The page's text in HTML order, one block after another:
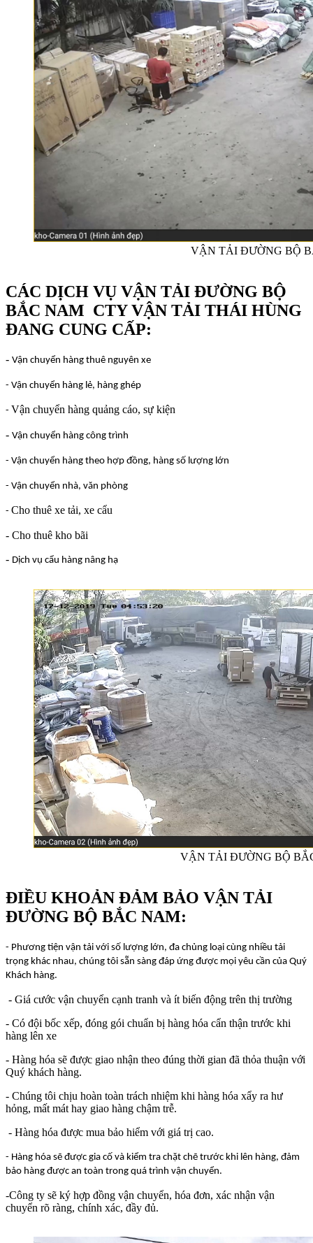
VẬN TẢI ĐƯỜNG BỘ
CÁC DỊCH VỤ VẬN TẢI ĐƯỜNG BỘ
BẮC NAM CTY VẬN TẢI THÁI HÙNG
ĐANG CUNG CẤP:
- Vận chuyển hàng thuê nguyên xe
- Vận chuyển hàng lẻ, hàng ghép
- Vận chuyển hàng quảng cáo, sự kiện
- Vận chuyển hàng công trình
- Vận chuyển hàng theo hợp đồng, hàng số lượng lớn
- Vận chuyển nhà, văn phòng
- Cho thuê xe tải, xe cẩu
- Cho thuê kho bãi
- Dịch vụ cẩu hàng nâng hạ
VẬN TẢI ĐƯỜNG BỘ
ĐIỀU KHOẢN ĐẢM BẢO VẬN TẢI
ĐƯỜNG BỘ BẮC NAM:
- Phương tiện vận tải với số lượng lớn, đa chủng loại cùng nhiều tải
trọng khác nhau, chúng tôi sẵn sàng đáp ứng được mọi yêu cần của Quý
Khách hàng.
- Giá cước vận chuyển cạnh tranh và ít biến động trên thị trường
- Có đội bốc xếp, đóng gói chuẩn bị hàng hóa cẩn thận trước khi
hàng lên xe
- Hàng hóa sẽ được giao nhận theo đúng thời gian đã thỏa thuận với
Quý khách hàng.
- Chúng tôi chịu hoàn toàn trách nhiệm khi hàng hóa xẩy ra hư
hỏng, mất mát hay giao hàng chậm trễ.
- Hàng hóa được mua bảo hiểm với giá trị cao.
- Hàng hóa sẽ được gia cố và kiểm tra chặt chẽ trước khi lên hàng, đảm
bảo hàng được an toàn trong quá trình vận chuyển.
-Công ty sẽ ký hợp đồng vận chuyển, hóa đơn, xác nhận vận
chuyển rõ ràng, chính xác, đầy đủ.